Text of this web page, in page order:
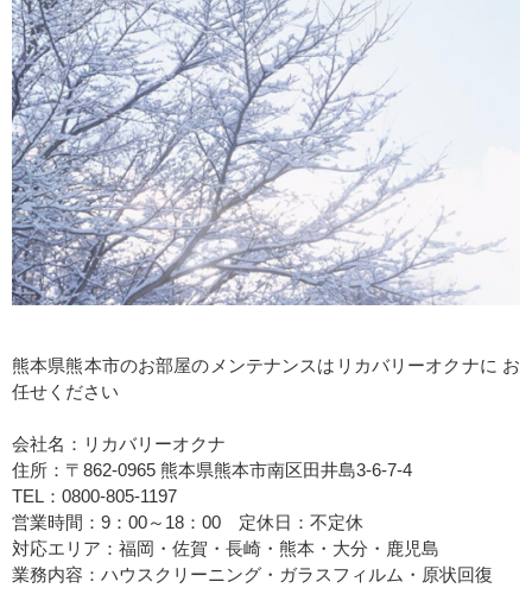
熊本県熊本市のお部屋のメンテナンスはリカバリーオクナに お
任せください
会社名：リカバリーオクナ
住所：〒862-0965 熊本県熊本市南区田井島3-6-7-4
TEL：0800-805-1197
営業時間：9：00～18：00 定休日：不定休
対応エリア：福岡・佐賀・長崎・熊本・大分・鹿児島
業務内容：ハウスクリーニング・ガラスフィルム・原状回復